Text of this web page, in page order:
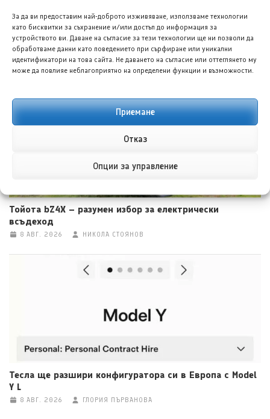
За да ви предоставим най-доброто изживяване, използваме технологии
като бисквитки за съхранение и/или достъп до информация за
устройството ви. Даване на съгласие за тези технологии ще ни позволи да
обработваме данни като поведението при сърфиране или уникални
идентификатори на това сайта. Не даването на съгласие или оттеглянето му
може да повлияе неблагоприятно на определени функции и възможности.
Приемане
Отказ
Опции за управление
Хенеси Максимус: Пикап, по-бърз от Ферари F40
8 АВГ. 2026 ТЕОДОРА ИЛИЕВА
Тойота bZ4X – разумен избор за електрически
всъдеход
8 АВГ. 2026 НИКОЛА СТОЯНОВ
Тесла ще разшири конфигуратора си в Европа с Model
Y L
8 АВГ. 2026 ГЛОРИЯ ПЪРВАНОВА